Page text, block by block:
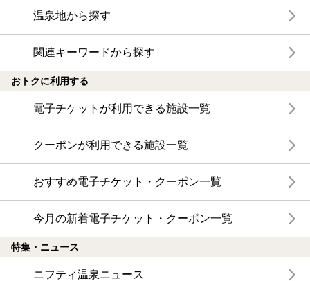
温泉地から探す
関連キーワードから探す
おトクに利用する
電子チケットが利用できる施設一覧
クーポンが利用できる施設一覧
おすすめ電子チケット・クーポン一覧
今月の新着電子チケット・クーポン一覧
特集・ニュース
ニフティ温泉ニュース